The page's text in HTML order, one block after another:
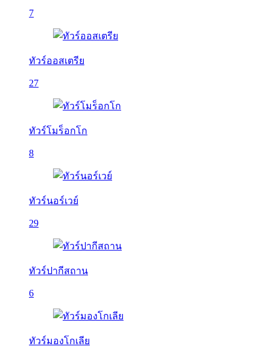
7
ทัวร์ออสเตรีย
27
ทัวร์โมร็อกโก
8
ทัวร์นอร์เวย์
29
ทัวร์ปากีสถาน
6
ทัวร์มองโกเลีย